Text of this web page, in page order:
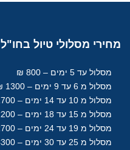
מחירי מסלולי טיול בחו"ל
מסלול עד 5 ימים – 800 ₪
מסלול מ 6 עד 9 ימים – 1300 ₪
מסלול מ 10 עד 14 ימים – 1700 ₪
מסלול מ 15 עד 18
ימים – 2200 ₪
מסלול מ 19 עד 24 ימים – 2700 ₪
מסלול מ 25 עד 30
ימים – 3300 ₪